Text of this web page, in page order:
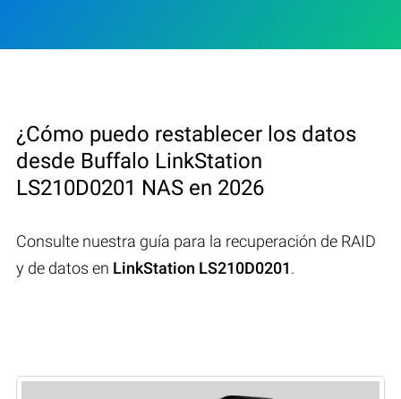
¿Cómo puedo restablecer los datos
desde Buffalo LinkStation
LS210D0201 NAS en 2026
Consulte nuestra guía para la recuperación de RAID
y de datos en LinkStation LS210D0201.